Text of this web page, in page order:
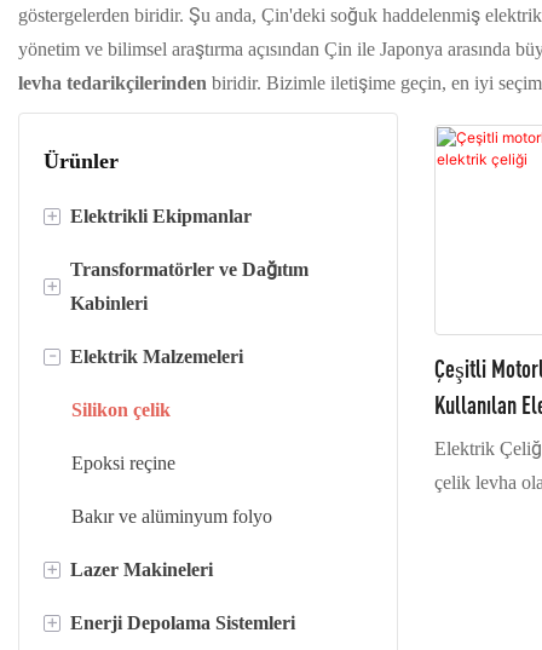
göstergelerden biridir. Şu anda, Çin'deki soğuk haddelenmiş
yönetim ve bilimsel araştırma açısından Çin ile Japonya arasında
levha tedarikçilerinden biridir. Bizimle iletişime geçin, en iyi
Ürünler
+ Elektrikli Ekipmanlar
Boyuna kesilmiş çizgiler
+
Transformatörler ve Dağıtım
Kabinleri
Kuru tip transformatörler
Yağ transformatörleri
Dağıtım kabinleri
Kutu tipi trafo merkezi
Transformatör bobini
Transformatör Çekirdekleri
- Elektrik Malzemeleri
Silikon çelik
Epoksi reçine
Bakır ve alüminyum folyo
+ Lazer Makineleri
Lazer kaynak makineleri
+ Enerji Depolama Sistemleri
Çeşitli
Kullanılan
Elektrik
çelik levha